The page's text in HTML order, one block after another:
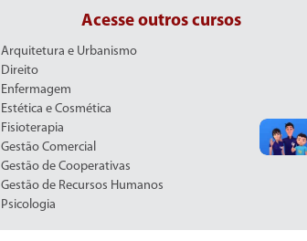
Acesse outros cursos
Arquitetura e Urbanismo
Direito
Enfermagem
Estética e Cosmética
Fisioterapia
Gestão Comercial
Gestão de Cooperativas
Gestão de Recursos Humanos
Psicologia